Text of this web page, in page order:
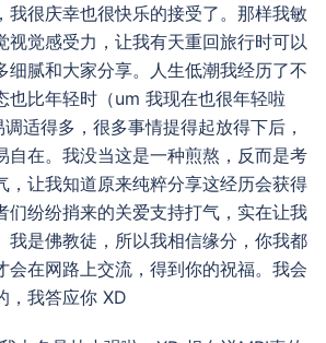
我很庆幸也很快乐的接受了。那样我敏
视觉感受力，让我有天重回旅行时可以
细腻和大家分享。人生低潮我经历了不
也比年轻时（um 我现在也很年轻啦
适得多，很多事情提得起放得下后，
自在。我没当这是一种煎熬，反而是考
，让我知道原来纯粹分享这经历会获得
们纷纷捎来的关爱支持打气，实在让我
我是佛教徒，所以我相信缘分，你我都
会在网路上交流，得到你的祝福。我会
，我答应你 XD